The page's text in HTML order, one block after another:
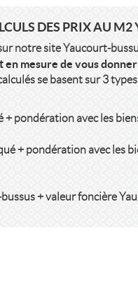
DES PRIX AU M2
notre site Yaucourt-
mesure de vous
se basent sur 3
pondération avec les
+ pondération avec les
+ valeur foncière